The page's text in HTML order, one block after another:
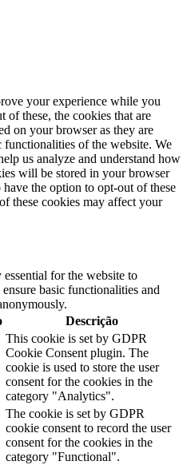
your experience while you
of these, the cookies that are
on your browser as they are
of the website. We
us analyze and understand how
will be stored in your browser
the option to opt-out of these
these cookies may affect your
for the website to
basic functionalities and
Descrição
This cookie is set by GDPR
Cookie Consent plugin. The
cookie is used to store the user
consent for the cookies in the
category "Analytics".
The cookie is set by GDPR
cookie consent to record the user
consent for the cookies in the
category "Functional".